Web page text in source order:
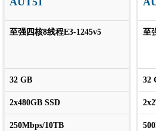
至强四核8线程E3-1245v5
32 GB
2x480GB SSD
250Mbps/10TB
至
32